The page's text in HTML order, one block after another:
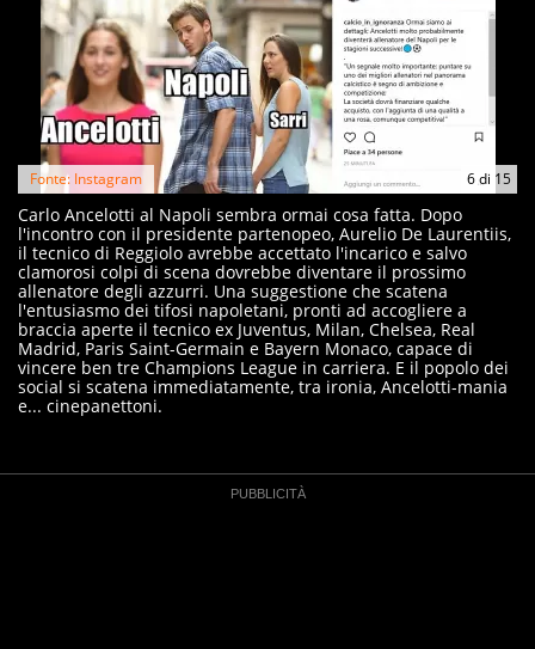
6di 15
Fonte: Instagram
Carlo Ancelotti al Napoli sembra ormai cosa fatta. Dopo
l'incontro con il presidente partenopeo, Aurelio De Laurentiis,
il tecnico di Reggiolo avrebbe accettato l'incarico e salvo
clamorosi colpi di scena dovrebbe diventare il prossimo
allenatore degli azzurri. Una suggestione che scatena
l'entusiasmo dei tifosi napoletani, pronti ad accogliere a
braccia aperte il tecnico ex Juventus, Milan, Chelsea, Real
Madrid, Paris Saint-Germain e Bayern Monaco, capace di
vincere ben tre Champions League in carriera. E il popolo dei
social si scatena immediatamente, tra ironia, Ancelotti-mania
e... cinepanettoni.